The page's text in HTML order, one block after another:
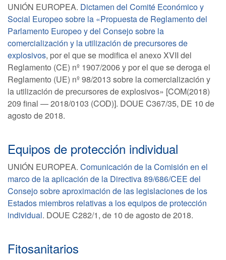
UNIÓN EUROPEA. Dictamen del Comité Económico y
Social Europeo sobre la «Propuesta de Reglamento del
Parlamento Europeo y del Consejo sobre la
comercialización y la utilización de precursores de
explosivos, por el que se modifica el anexo XVII del
Reglamento (CE) nº 1907/2006 y por el que se deroga el
Reglamento (UE) nº 98/2013 sobre la comercialización y
la utilización de precursores de explosivos» [COM(2018)
209 final — 2018/0103 (COD)]. DOUE C367/35, DE 10 de
agosto de 2018.
Equipos de protección individual
UNIÓN EUROPEA. Comunicación de la Comisión en el
marco de la aplicación de la Directiva 89/686/CEE del
Consejo sobre aproximación de las legislaciones de los
Estados miembros relativas a los equipos de protección
individual. DOUE C282/1, de 10 de agosto de 2018.
Fitosanitarios